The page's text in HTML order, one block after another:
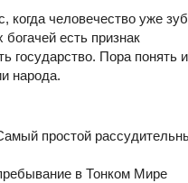
когда человечество уже
есть признак
государство. Пора понять и
народа.
простой
в Тонком Мире